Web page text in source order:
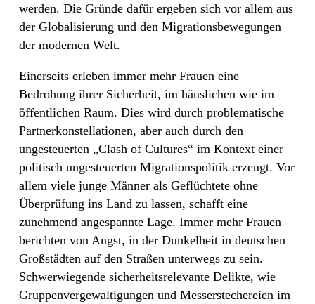
werden. Die Gründe dafür ergeben sich vor allem aus
der Globalisierung und den Migrationsbewegungen
der modernen Welt.
Einerseits erleben immer mehr Frauen eine
Bedrohung ihrer Sicherheit, im häuslichen wie im
öffentlichen Raum. Dies wird durch problematische
Partnerkonstellationen, aber auch durch den
ungesteuerten „Clash of Cultures“ im Kontext einer
politisch ungesteuerten Migrationspolitik erzeugt. Vor
allem viele junge Männer als Geflüchtete ohne
Überprüfung ins Land zu lassen, schafft eine
zunehmend angespannte Lage. Immer mehr Frauen
berichten von Angst, in der Dunkelheit in deutschen
Großstädten auf den Straßen unterwegs zu sein.
Schwerwiegende sicherheitsrelevante Delikte, wie
Gruppenvergewaltigungen und Messerstechereien im